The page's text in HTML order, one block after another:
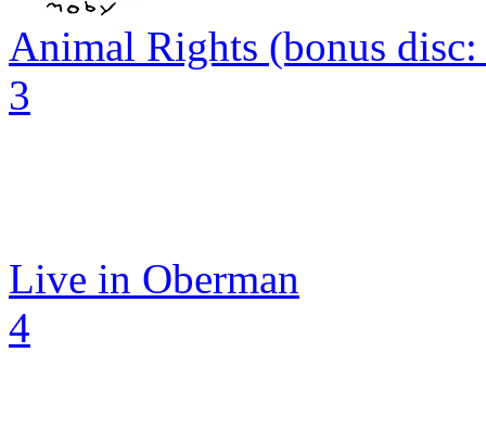
Animal Rights (bonus
3
Live in Oberman
4